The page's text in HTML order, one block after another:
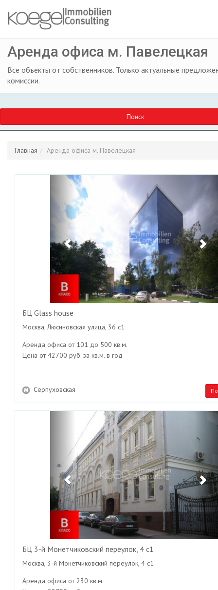
Аренда офиса м. Павелецкая
Все объекты от собственников. Только актуальные
комиссии.
Поиск
Главная Аренда офиса м. Павелецкая
Previous
БЦ Glass house
Москва, Люсиновская улица, 36 с1
Аренда офиса от 101 до 500 кв.м.
Цена от 42700 руб. за кв.м. в год
Серпуховская
Previous
БЦ 3-й Монетчиковский переулок, 4 с1
Москва, 3-й Монетчиковский переулок, 4 с1
Аренда офиса от 230 кв.м.